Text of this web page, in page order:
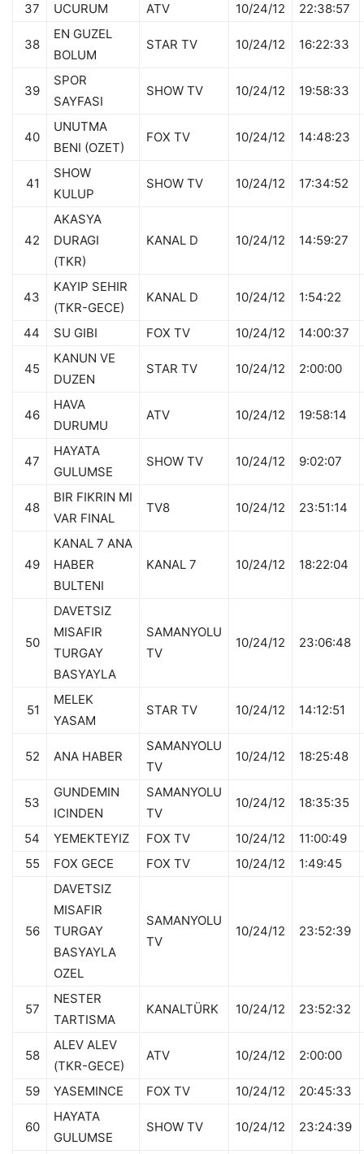
37 UCURUM ATV 10/24/12 22:38:57
38
EN GUZEL
BOLUM
STAR TV 10/24/12 16:22:33
39
SPOR
SAYFASI
SHOW TV 10/24/12 19:58:33
40
UNUTMA
BENI (OZET)
FOX TV 10/24/12 14:48:23
41
SHOW
KULUP
SHOW TV 10/24/12 17:34:52
42
AKASYA
DURAGI
(TKR)
KANAL D 10/24/12 14:59:27
43
KAYIP SEHIR
(TKR-GECE)
KANAL D 10/24/12 1:54:22
44 SU GIBI FOX TV 10/24/12 14:00:37
45
KANUN VE
DUZEN
STAR TV 10/24/12 2:00:00
46
HAVA
DURUMU
ATV 10/24/12 19:58:14
47
HAYATA
GULUMSE
SHOW TV 10/24/12 9:02:07
48
BIR FIKRIN MI
VAR FINAL
TV8 10/24/12 23:51:14
49
KANAL 7 ANA
HABER
BULTENI
KANAL 7 10/24/12 18:22:04
50
DAVETSIZ
MISAFIR
TURGAY
BASYAYLA
SAMANYOLU
TV
10/24/12 23:06:48
51
MELEK
YASAM
STAR TV 10/24/12 14:12:51
52 ANA HABER
SAMANYOLU
TV
10/24/12 18:25:48
53
GUNDEMIN
ICINDEN
SAMANYOLU
TV
10/24/12 18:35:35
54 YEMEKTEYIZ FOX TV 10/24/12
11:00:49
55
FOX GECE FOX TV 10/24/12 1:49:45
56
DAVETSIZ
MISAFIR
TURGAY
BASYAYLA
OZEL
SAMANYOLU
TV
10/24/12 23:52:39
57
NESTER
TARTISMA
KANALTÜRK 10/24/12 23:52:32
58
ALEV ALEV
(TKR-GECE)
ATV 10/24/12 2:00:00
59 YASEMINCE FOX TV 10/24/12 20:45:33
60
HAYATA
GULUMSE
SHOW TV 10/24/12 23:24:39